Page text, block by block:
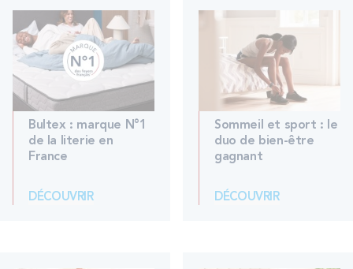
Bultex : marque N°1
de la literie en
France
DÉCOUVRIR
Sommeil et sport : le
duo de bien-être
gagnant
DÉCOUVRIR